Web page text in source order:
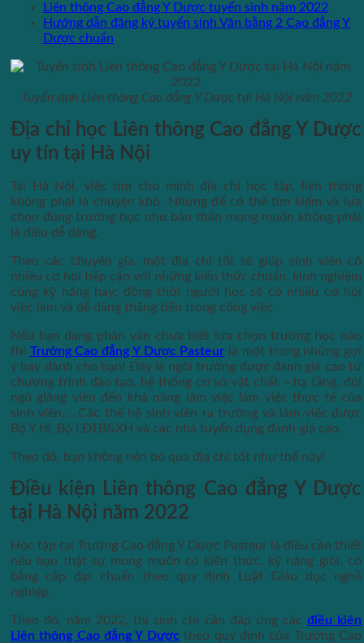
Liên thông Cao đẳng Y Dược tuyển sinh năm 2022
Hướng dẫn đăng ký tuyển sinh Văn bằng 2 Cao đẳng Y
Dược chuẩn
Tuyển sinh Liên thông Cao đẳng Y Dược tại Hà Nội năm 2022
Địa chỉ học Liên thông Cao đẳng Y Dược
uy tín tại Hà Nội
Tại Hà Nội, việc tìm cho mình địa chỉ học tập, liên thông
không phải là chuyện khó. Nhưng để có thể tìm kiếm và lựa
chọn đúng trường học như bản thân mong muốn không phải
là điều dễ dàng.
Theo các chuyên gia, một địa chỉ tốt sẽ giúp sinh viên có
nhiều cơ hội tiếp cận với những kiến thức chuẩn, kinh nghiệm
cùng kỹ năng hay; đồng thời người học sẽ có nhiều cơ hội
việc làm và dễ dàng thăng tiến trong công việc.
Nếu bạn đang phân vân chưa biết lựa chọn trường học nào
thì Trường Cao đẳng Y Dược Pasteur là một trong những gợi
ý hay dành cho bạn! Đây là ngôi trường được đánh giá cao từ
chương trình đào tạo, hệ thống cơ sở vật chất – hạ tầng, đội
ngũ giảng viên đến khả năng làm việc làm việc thực tế của
sinh viên,….Các thế hệ sinh viên ra trường và làm việc được
Bộ Y tế, Bộ LĐTB&XH và các nhà tuyển dụng đánh giá cao.
Theo đó, bạn không nên bỏ qua địa chỉ tốt như thế này!
Điều kiện
Liên thông Cao đẳng Y Dược
tại Hà Nội năm 2022
Học tập tại Trường Cao đẳng Y Dược Pasteur là điều cần thiết
nếu bạn thật sự mong muốn có kiến thức, kỹ năng giỏi, có
bằng cấp đạt chuẩn theo quy định Luật Giáo dục nghề
nghiệp.
Theo đó, năm 2022, thí sinh chỉ cần đáp ứng các điều kiện
Liên thông Cao đẳng Y Dược theo quy định của Trường Cao